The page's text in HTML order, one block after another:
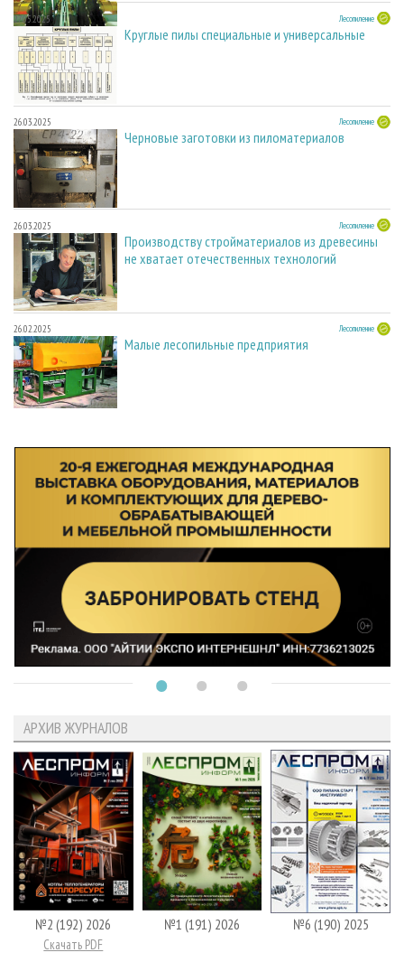
27.05.2025 Лесопиление
Круглые пилы специальные и универсальные
26.03.2025 Лесопиление
Черновые заготовки из пиломатериалов
26.03.2025 Лесопиление
Производству стройматериалов из древесины
не хватает отечественных технологий
26.02.2025 Лесопиление
Малые лесопильные предприятия
АРХИВ ЖУРНАЛОВ
№2 (192) 2026
Скачать PDF
№1 (191) 2026 №6 (190) 2025